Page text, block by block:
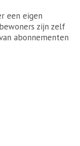
een eigen
zijn zelf
abonnementen